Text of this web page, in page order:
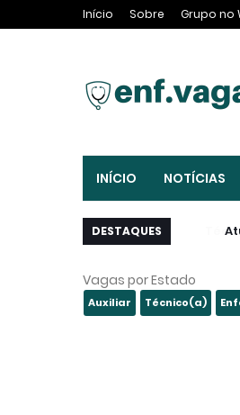
Início Sobre Grupo no
INÍCIO NOTÍCIAS
DESTAQUES
Vagas por Estado
Auxiliar Técnico(a)